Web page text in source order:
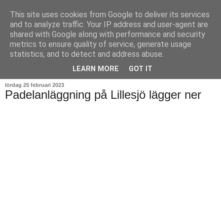
lördag 25 februari 2023
Padelanläggning på Lillesjö lägger ner
This site uses cookies from Google to deliver its services
and to analyze traffic. Your IP address and user-agent are
shared with Google along with performance and security
metrics to ensure quality of service, generate usage
statistics, and to detect and address abuse.
LEARN MORE GOT IT